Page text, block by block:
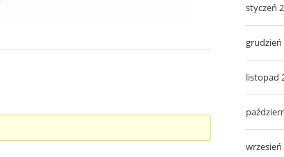
styczeń
grudzień
listopad
wrzesień